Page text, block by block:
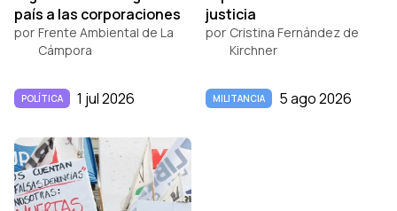
país a las corporaciones
por Frente Ambiental de La
Cámpora
POLÍTICA 1 jul 2026
justicia
por Cristina Fernández de
Kirchner
MILITANCIA 5 ago 2026